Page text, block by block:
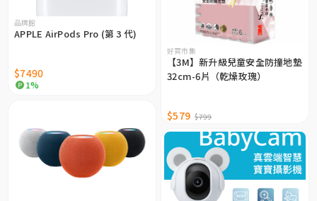
品牌館
APPLE AirPods Pro (第 3 代)
$7490
1%
好買市集
【3M】新升級兒童安全防撞地墊
32cm-6片（乾燥玫瑰）
$579 $799